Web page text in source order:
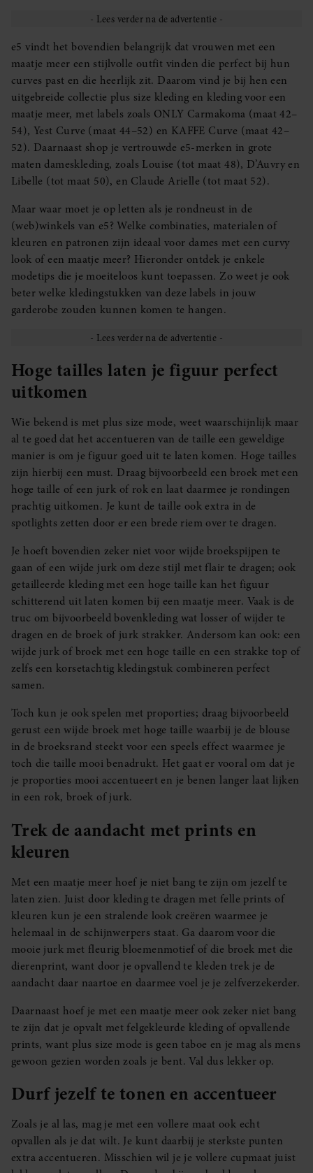
e5 vindt het bovendien belangrijk dat vrouwen met een
maatje meer een stijlvolle outfit vinden die perfect bij hun
curves past en die heerlijk zit. Daarom vind je bij hen een
uitgebreide collectie plus size kleding en kleding voor een
maatje meer, met labels zoals ONLY Carmakoma (maat 42–
54), Yest Curve (maat 44–52) en KAFFE Curve (maat 42–
52). Daarnaast shop je vertrouwde e5-merken in grote
maten dameskleding, zoals Louise (tot maat 48), D’Auvry en
Libelle (tot maat 50), en Claude Arielle (tot maat 52).
Maar waar moet je op letten als je rondneust in de
(web)winkels van e5? Welke combinaties, materialen of
kleuren en patronen zijn ideaal voor dames met een curvy
look of een maatje meer? Hieronder ontdek je enkele
modetips die je moeiteloos kunt toepassen. Zo weet je ook
beter welke kledingstukken van deze labels in jouw
garderobe zouden kunnen komen te hangen.
Hoge tailles laten je figuur perfect
uitkomen
Wie bekend is met plus size mode, weet waarschijnlijk maar
al te goed dat het accentueren van de taille een geweldige
manier is om je figuur goed uit te laten komen. Hoge tailles
zijn hierbij een must. Draag bijvoorbeeld een broek met een
hoge taille of een jurk of rok en laat daarmee je rondingen
prachtig uitkomen. Je kunt de taille ook extra in de
spotlights zetten door er een brede riem over te dragen.
Je hoeft bovendien zeker niet voor wijde broekspijpen te
gaan of een wijde jurk om deze stijl met flair te dragen; ook
getailleerde kleding met een hoge taille kan het figuur
schitterend uit laten komen bij een maatje meer. Vaak is de
truc om bijvoorbeeld bovenkleding wat losser of wijder te
dragen en de broek of jurk strakker. Andersom kan ook: een
wijde jurk of broek met een hoge taille en een strakke top of
zelfs een korsetachtig kledingstuk combineren perfect
samen.
Toch kun je ook spelen met proporties; draag bijvoorbeeld
gerust een wijde broek met hoge taille waarbij je de blouse
in de broeksrand steekt voor een speels effect waarmee je
toch die taille mooi benadrukt. Het gaat er vooral om dat je
je proporties mooi accentueert en je benen langer laat lijken
in een rok, broek of jurk.
Trek de aandacht met prints en
kleuren
Met een maatje meer hoef je niet bang te zijn om jezelf te
laten zien. Juist door kleding te dragen met felle prints of
kleuren kun je een stralende look creëren waarmee je
helemaal in de schijnwerpers staat. Ga daarom voor die
mooie jurk met fleurig bloemenmotief of die broek met die
dierenprint, want door je opvallend te kleden trek je de
aandacht daar naartoe en daarmee voel je je zelfverzekerder.
Daarnaast hoef je met een maatje meer ook zeker niet bang
te zijn dat je opvalt met felgekleurde kleding of opvallende
prints, want plus size mode is geen taboe en je mag als mens
gewoon gezien worden zoals je bent. Val dus lekker op.
Durf jezelf te tonen en accentueer
Zoals je al las, mag je met een vollere maat ook echt
opvallen als je dat wilt. Je kunt daarbij je sterkste punten
extra accentueren. Misschien wil je je vollere cupmaat juist